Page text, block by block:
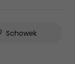
Schowek